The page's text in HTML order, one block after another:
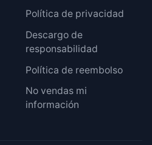
Política de privacidad
Descargo de
responsabilidad
Política de reembolso
No vendas mi
información